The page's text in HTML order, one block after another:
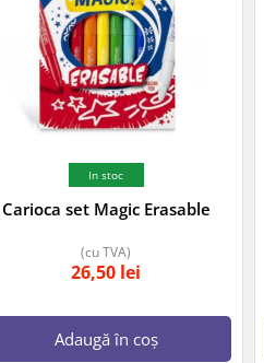
In stoc
Carioca set Magic Erasable
26,50 lei
(cu TVA)
Adaugă în coș